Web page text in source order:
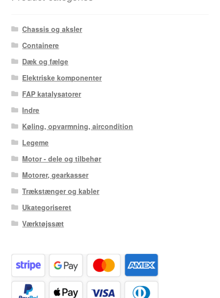
Chassis og aksler
Containere
Dæk og fælge
Elektriske komponenter
FAP katalysatorer
Indre
Køling, opvarmning, aircondition
Legeme
Motor - dele og tilbehør
Motorer, gearkasser
Trækstænger og kabler
Ukategoriseret
Værktøjssæt